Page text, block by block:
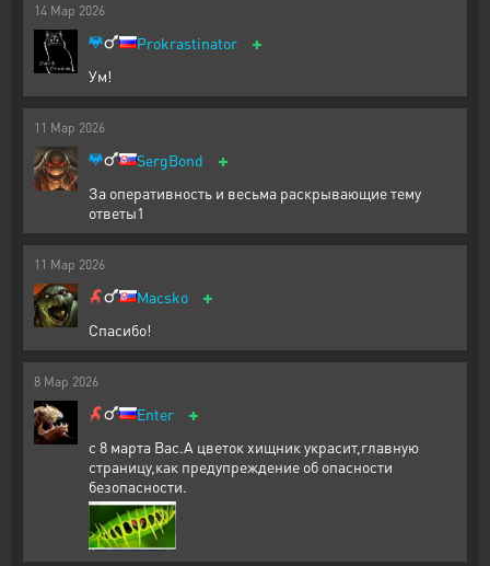
14 Мар 2026
Prokrastinator +
Ум!
11 Мар 2026
SergBond +
За оперативность и весьма раскрывающие тему
ответы1
11 Мар 2026
Macsko +
Спасибо!
8 Мар 2026
Enter +
с 8 марта Вас.А цветок хищник украсит,главную
страницу,как предупреждение об опасности
безопасности.